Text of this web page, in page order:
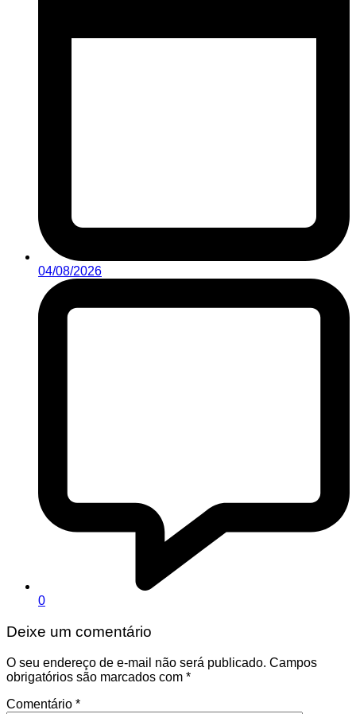
04/08/2026
0
Deixe um comentário
O seu endereço de e-mail não será publicado. Campos
obrigatórios são marcados com *
Comentário *